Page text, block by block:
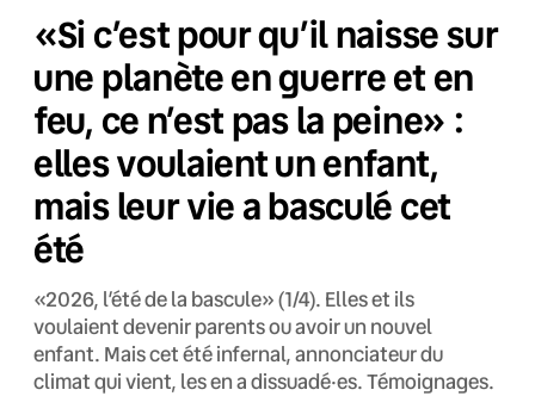
«Si c’est pour qu’il naisse sur
une planète en guerre et en
feu, ce n’est pas la peine» :
elles voulaient un enfant,
mais leur vie a basculé cet
été
«2026, l’été de la bascule» (1/4). Elles et ils
voulaient devenir parents ou avoir un nouvel
enfant. Mais cet été infernal, annonciateur du
climat qui vient, les en a dissuadé·es. Témoignages.